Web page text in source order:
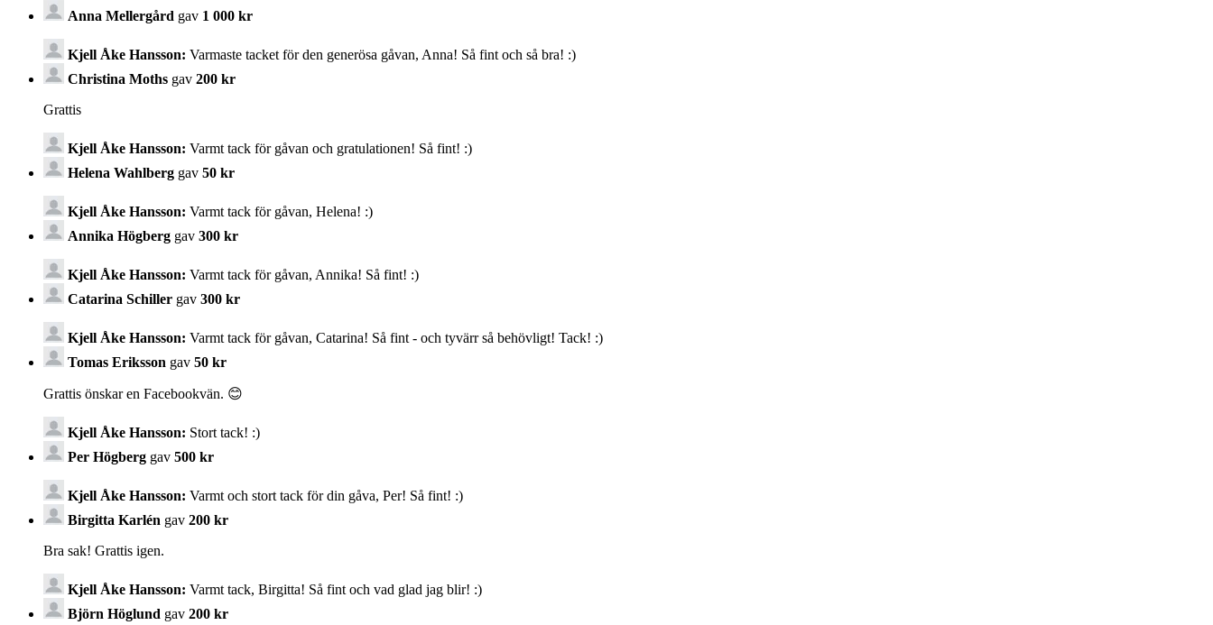
Anna Mellergård gav 1 000 kr
Kjell Åke Hansson: Varmaste tacket för den generösa gåvan, Anna! Så fint och så bra! :)
Christina Moths gav 200 kr
Grattis
Kjell Åke Hansson: Varmt tack för gåvan och gratulationen! Så fint! :)
Helena Wahlberg gav 50 kr
Kjell Åke Hansson: Varmt tack för gåvan, Helena! :)
Annika Högberg gav 300 kr
Kjell Åke Hansson: Varmt tack för gåvan, Annika! Så fint! :)
Catarina Schiller gav 300 kr
Kjell Åke Hansson: Varmt tack för gåvan, Catarina! Så fint - och tyvärr så behövligt! Tack! :)
Tomas Eriksson gav 50 kr
Grattis önskar en Facebookvän. 😊
Kjell Åke Hansson: Stort tack! :)
Per Högberg gav 500 kr
Kjell Åke Hansson: Varmt och stort tack för din gåva, Per! Så fint! :)
Birgitta Karlén gav 200 kr
Bra sak! Grattis igen.
Kjell Åke Hansson: Varmt tack, Birgitta! Så fint och vad glad jag blir! :)
Björn Höglund gav 200 kr